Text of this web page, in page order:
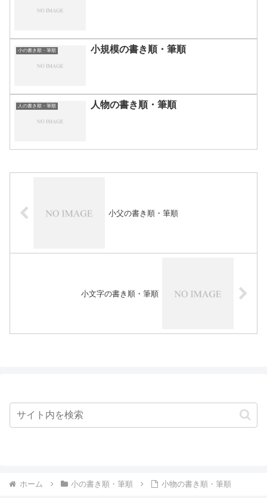
小の書き順・筆順 小規模の書き順・筆順
人の書き順・筆順 人物の書き順・筆順
小父の書き順・筆順
小文字の書き順・筆順
ホーム 小の書き順・筆順 小物の書き順・筆順